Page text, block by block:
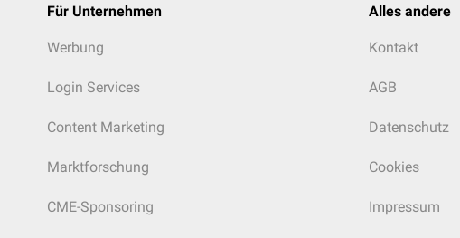
Für Unternehmen
Werbung
Login Services
Content Marketing
Marktforschung
CME-Sponsoring
Alles andere
Kontakt
AGB
Datenschutz
Cookies
Impressum